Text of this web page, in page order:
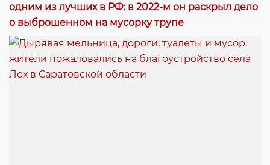
одним из лучших в РФ: в 2022-м он раскрыл дело
о выброшенном на мусорку трупе